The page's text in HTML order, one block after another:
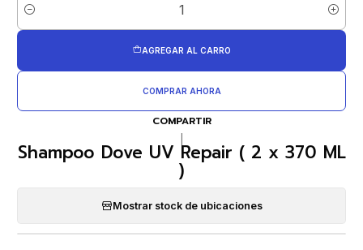
Cantidad
AGREGAR AL CARRO
COMPRAR AHORA
COMPARTIR
Shampoo Dove UV Repair ( 2 x 370 ML
)
Mostrar stock de ubicaciones